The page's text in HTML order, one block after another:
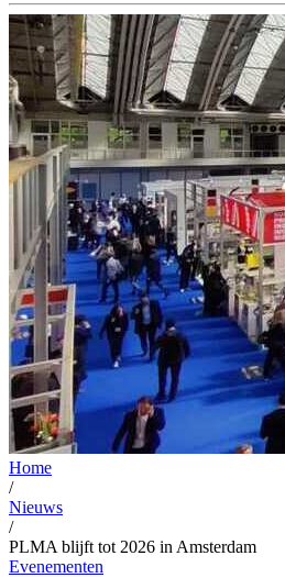
Home
/
Nieuws
/
PLMA blijft tot 2026 in Amsterdam
Evenementen